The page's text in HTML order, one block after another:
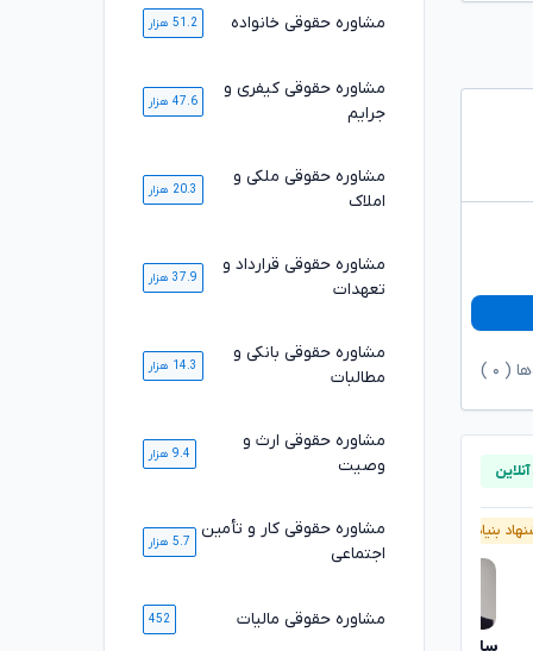
( ۰
بنیاد وکلا پیشنهاد بنیاد وکلا
مشاوره حقوقی خانواده 51.2 هزار
مشاوره حقوقی کیفری و
جرایم
47.6 هزار
مشاوره حقوقی ملکی و
املاک
20.3 هزار
مشاوره حقوقی قرارداد و
تعهدات
37.9 هزار
مشاوره حقوقی بانکی و
مطالبات
14.3 هزار
مشاوره حقوقی ارث و
وصیت
9.4 هزار
مشاوره حقوقی کار و تأمین
اجتماعی
5.7 هزار
مشاوره حقوقی مالیات 452